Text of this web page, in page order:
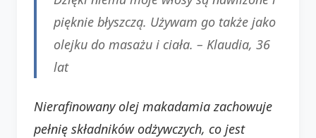
pięknie błyszczą. Używam go także jako
olejku do masażu i ciała. – Klaudia, 36
lat
Nierafinowany olej makadamia zachowuje
pełnię składników odżywczych, co jest